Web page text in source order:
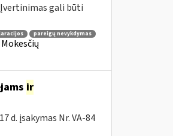
gali būti
pareigų nevykdymas
Mokesčių
ir
d. įsakymas Nr. VA-84